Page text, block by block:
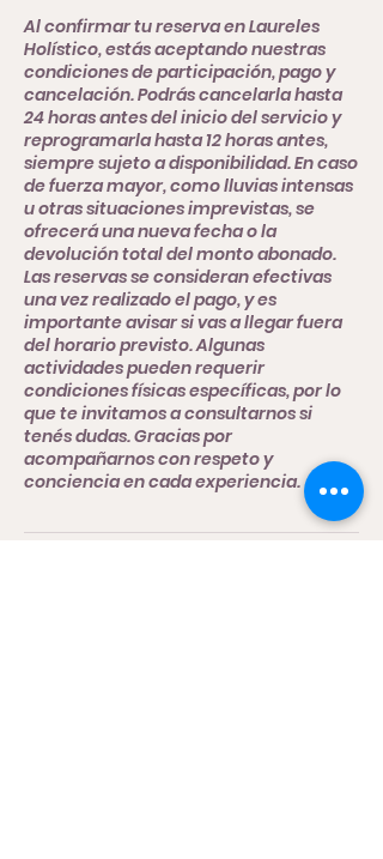
Al confirmar tu reserva en Laureles
Holístico, estás aceptando nuestras
condiciones de participación, pago y
cancelación. Podrás cancelarla hasta
24 horas antes del inicio del servicio y
reprogramarla hasta 12 horas antes,
siempre sujeto a disponibilidad. En caso
de fuerza mayor, como lluvias intensas
u otras situaciones imprevistas, se
ofrecerá una nueva fecha o la
devolución total del monto abonado.
Las reservas se consideran efectivas
una vez realizado el pago, y es
importante avisar si vas a llegar fuera
del horario previsto. Algunas
actividades pueden requerir
condiciones físicas específicas, por lo
que te invitamos a consultarnos si
tenés dudas. Gracias por
acompañarnos con respeto y
conciencia en cada experiencia.